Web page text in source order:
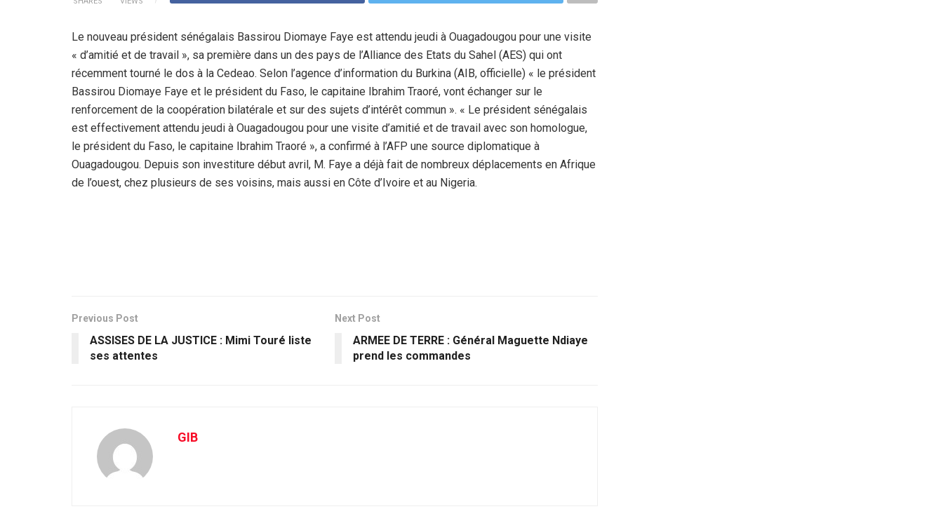
Le nouveau président sénégalais Bassirou Diomaye Faye est attendu jeudi à Ouagadougou pour une visite
« d’amitié et de travail », sa première dans un des pays de l’Alliance des Etats du Sahel (AES) qui ont
récemment tourné le dos à la Cedeao. Selon l’agence d’information du Burkina (AIB, officielle) « le président
Bassirou Diomaye Faye et le président du Faso, le capitaine Ibrahim Traoré, vont échanger sur le
renforcement de la coopération bilatérale et sur des sujets d’intérêt commun ». « Le président sénégalais
est effectivement attendu jeudi à Ouagadougou pour une visite d’amitié et de travail avec son homologue,
le président du Faso, le capitaine Ibrahim Traoré », a confirmé à l’AFP une source diplomatique à
Ouagadougou. Depuis son investiture début avril, M. Faye a déjà fait de nombreux déplacements en Afrique
de l’ouest, chez plusieurs de ses voisins, mais aussi en Côte d’Ivoire et au Nigeria.
Previous Post
ASSISES DE LA JUSTICE : Mimi Touré liste
ses attentes
Next Post
ARMEE DE TERRE : Général Maguette Ndiaye
prend les commandes
GIB